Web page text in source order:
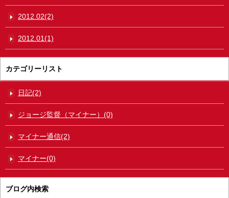
2012.02(2)
2012.01(1)
カテゴリーリスト
日記(2)
ジョージ監督（マイナー）(0)
マイナー通信(2)
マイナー(0)
ブログ内検索